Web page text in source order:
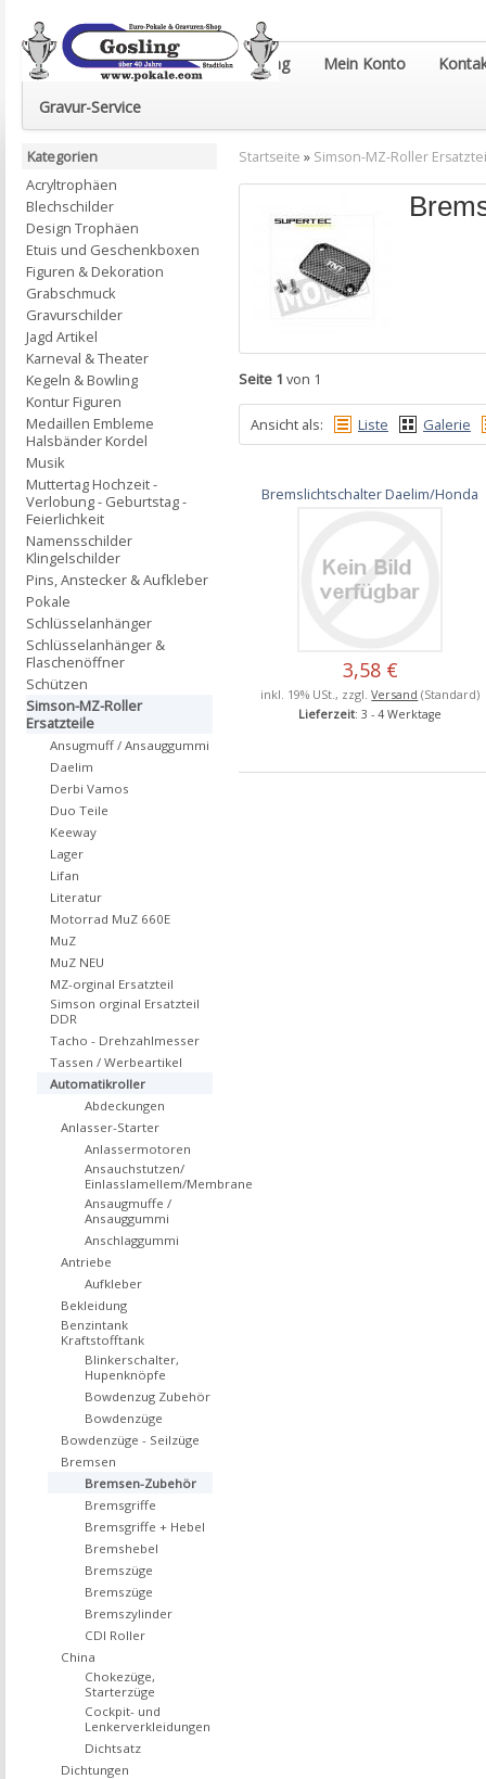
Euro-Pokale & Gravur-Shop Gosling Mein Konto
Gravur-Service
Startseite » Simson-MZ-Roller
Seite 1 von 1
Ansicht als: Liste Galerie
Bremslichtschalter Daelim/Honda
3,58 €
inkl. 19% USt., zzgl.Versand (Standard)
Lieferzeit: 3 - 4 Werktage
Kategorien
Acryltrophäen
Blechschilder
Design Trophäen
Etuis und Geschenkboxen
Figuren & Dekoration
Grabschmuck
Gravurschilder
Jagd Artikel
Karneval & Theater
Kegeln & Bowling
Kontur Figuren
Medaillen Embleme
Halsbänder Kordel
Musik
Muttertag Hochzeit -
Verlobung - Geburtstag -
Feierlichkeit
Namensschilder
Klingelschilder
Pins, Anstecker & Aufkleber
Pokale
Schlüsselanhänger
Schlüsselanhänger &
Flaschenöffner
Schützen
Simson-MZ-Roller
Ersatzteile
Ansugmuff / Ansauggummi
Daelim
Derbi Vamos
Duo Teile
Keeway
Lager
Lifan
Literatur
Motorrad MuZ 660E
MuZ
MuZ NEU
MZ-orginal Ersatzteil
Simson orginal Ersatzteil
DDR
Tacho - Drehzahlmesser
Tassen / Werbeartikel
Automatikroller
Abdeckungen
Anlasser-Starter
Anlassermotoren
Ansauchstutzen/
Einlasslamellem/Membrane
Ansaugmuffe /
Ansauggummi
Anschlaggummi
Antriebe
Aufkleber
Bekleidung
Benzintank
Kraftstofftank
Blinkerschalter,
Hupenknöpfe
Bowdenzug Zubehör
Bowdenzüge
Bowdenzüge - Seilzüge
Bremsen
Bremsen-Zubehör
Bremsgriffe
Bremsgriffe + Hebel
Bremshebel
Bremszüge
Bremszüge
Bremszylinder
CDI Roller
China
Chokezüge,
Starterzüge
Cockpit- und
Lenkerverkleidungen
Dichtsatz
Dichtungen